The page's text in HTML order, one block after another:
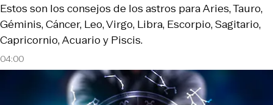
04:00
Estos son los consejos de los astros para Aries, Tauro,
Géminis, Cáncer, Leo, Virgo, Libra, Escorpio, Sagitario,
Capricornio, Acuario y Piscis.